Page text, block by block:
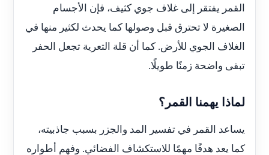
القمر يفتقر إلى غلاف جوي كثيف، فإن الأجسام
الصغيرة لا تحترق قبل وصولها كما يحدث لكثير منها في
الغلاف الجوي للأرض. كما أن قلة التعرية تجعل الحفر
تبقى واضحة زمنًا طويلًا.
لماذا يهمنا القمر؟
يساعد القمر في تفسير المد والجزر بسبب جاذبيته،
كما يعد هدفًا مهمًا للاستكشاف الفضائي. وفهم أطواره